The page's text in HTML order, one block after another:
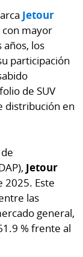
Jetour
con mayor
años, los
participación
de SUV
distribución en
Jetour
2025. Este
las
general,
% frente al